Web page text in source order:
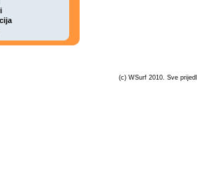
(c) WSurf 2010. Sve